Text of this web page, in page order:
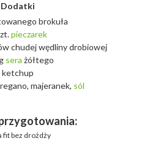
Dodatki
brokuła
pieczarek
chudej wędliny drobiowej
sera żółtego
ketchup
majeranek, sól
fit bez drożdży